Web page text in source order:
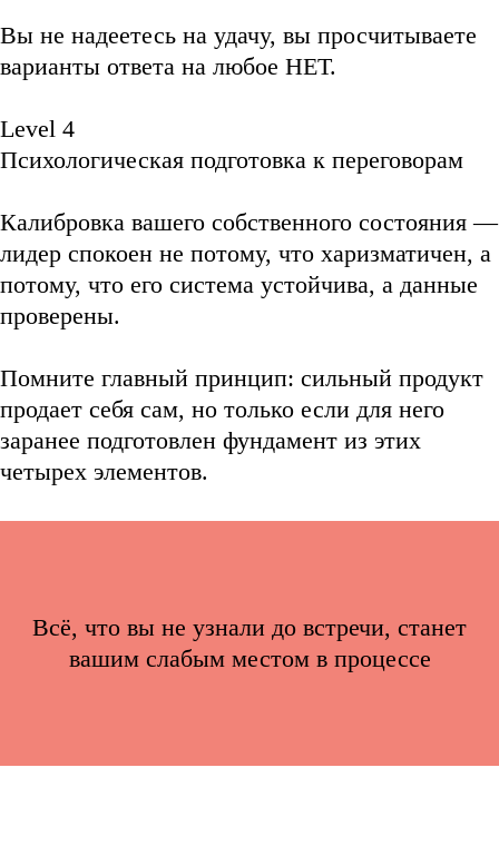
Вы не надеетесь на удачу, вы просчитываете
варианты ответа на любое НЕТ.
Level 4
Психологическая подготовка к переговорам
Калибровка вашего собственного состояния —
лидер спокоен не потому, что харизматичен, а
потому, что его система устойчива, а данные
проверены.
Помните главный принцип: сильный продукт
продает себя сам, но только если для него
заранее подготовлен фундамент из этих
четырех элементов.
Всё, что вы не узнали до встречи, станет
вашим слабым местом в процессе